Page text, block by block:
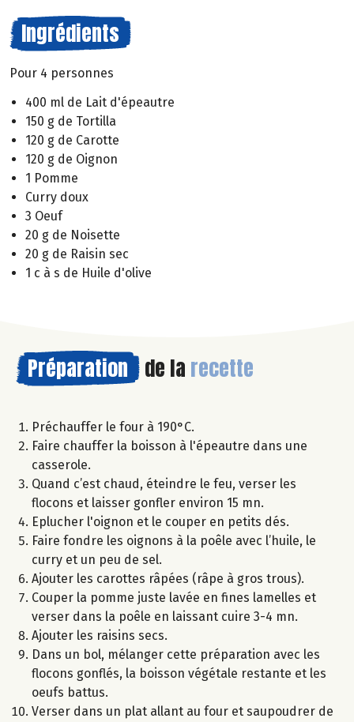
Ingrédients
Pour 4 personnes
400 ml de Lait d'épeautre
150 g de Tortilla
120 g de Carotte
120 g de Oignon
1 Pomme
Curry doux
3 Oeuf
20 g de Noisette
20 g de Raisin sec
1 c à s de Huile d'olive
Préparation de la recette
Préchauffer le four à 190°C.
Faire chauffer la boisson à l'épeautre dans une
casserole.
Quand c’est chaud, éteindre le feu, verser les
flocons et laisser gonfler environ 15 mn.
Eplucher l'oignon et le couper en petits dés.
Faire fondre les oignons à la poêle avec l’huile, le
curry et un peu de sel.
Ajouter les carottes râpées (râpe à gros trous).
Couper la pomme juste lavée en fines lamelles et
verser dans la poêle en laissant cuire 3-4 mn.
Ajouter les raisins secs.
Dans un bol, mélanger cette préparation avec les
flocons gonflés, la boisson végétale restante et les
oeufs battus.
Verser dans un plat allant au four et saupoudrer de